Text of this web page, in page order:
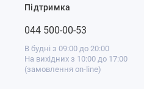
Підтримка
044 500-00-53
В будні з 09:00 до 20:00
На вихідних з 10:00 до 17:00
(замовлення on-line)